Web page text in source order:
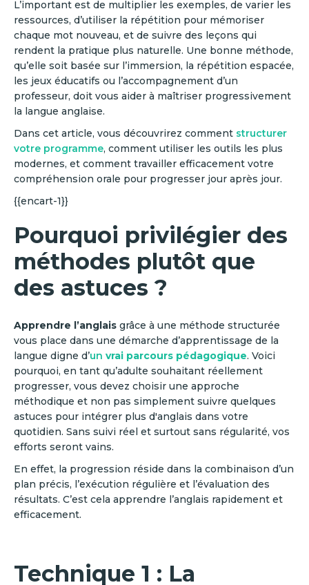
L’important est de multiplier les exemples, de varier les
ressources, d’utiliser la répétition pour mémoriser
chaque mot nouveau, et de suivre des leçons qui
rendent la pratique plus naturelle. Une bonne méthode,
qu’elle soit basée sur l’immersion, la répétition espacée,
les jeux éducatifs ou l’accompagnement d’un
professeur, doit vous aider à maîtriser progressivement
la langue anglaise.
Dans cet article, vous découvrirez comment structurer
votre programme, comment utiliser les outils les plus
modernes, et comment travailler efficacement votre
compréhension orale pour progresser jour après jour.
{{encart-1}}
Pourquoi privilégier des
méthodes plutôt que
des astuces ?
Apprendre l’anglais grâce à une méthode structurée
vous place dans une démarche d’apprentissage de la
langue digne d’un vrai parcours pédagogique. Voici
pourquoi, en tant qu’adulte souhaitant réellement
progresser, vous devez choisir une approche
méthodique et non pas simplement suivre quelques
astuces pour intégrer plus d'anglais dans votre
quotidien. Sans suivi réel et surtout sans régularité, vos
efforts seront vains.
En effet, la progression réside dans la combinaison d’un
plan précis, l’exécution régulière et l’évaluation des
résultats. C’est cela apprendre l’anglais rapidement et
efficacement.
Technique 1 : La